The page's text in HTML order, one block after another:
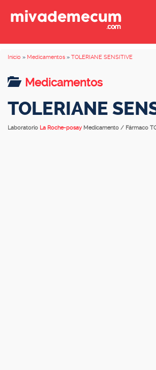
Inicio » Medicamentos » TOLERIANE SENSITIVE
Medicamentos
TOLERIANE
Laboratorio La Roche-posay Medicamento / Fármaco